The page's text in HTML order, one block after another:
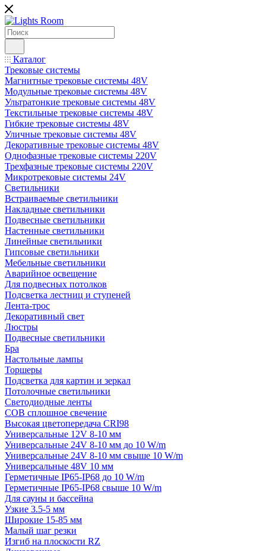
Каталог
Трековые системы
Магнитные трековые системы 48V
Модульные трековые системы 48V
Ультратонкие трековые системы 48V
Текстильные трековые системы 48V
Гибкие трековые системы 48V
Уличные трековые системы 48V
Декоративные трековые системы 48V
Однофазные трековые системы 220V
Трехфазные трековые системы 220V
Микротрековые системы 24V
Светильники
Встраиваемые светильники
Накладные светильники
Подвесные светильники
Настенные светильники
Линейные светильники
Гипсовые светильники
Мебельные светильники
Аварийное освещение
Для подвесных потолков
Подсветка лестниц и ступеней
Лента-трос
Декоративный свет
Люстры
Подвесные светильники
Бра
Настольные лампы
Торшеры
Подсветка для картин и зеркал
Потолочные светильники
Светодиодные ленты
COB сплошное свечение
Высокая цветопередача CRI98
Универсальные 12V 8-10 мм
Универсальные 24V 8-10 мм до 10 W/m
Универсальные 24V 8-10 мм свыше 10 W/m
Универсальные 48V 10 мм
Герметичные IP65-IP68 до 10 W/m
Герметичные IP65-IP68 свыше 10 W/m
Для сауны и бассейна
Узкие 3.5-5 мм
Широкие 15-85 мм
Малый шаг резки
Изгиб на плоскости RZ